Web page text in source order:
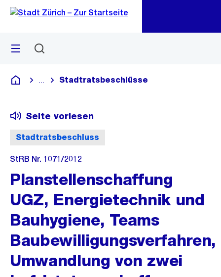
Navigation
Sprunglink
Menü
Deutsch
Blende alle Breadcrumbs ein
Stadtratsbeschlüsse
Stadtratsbeschluss
Seite vorlesen
StRB Nr. 1071/2012
Planstellenschaffung
UGZ, Energietechnik und
Bauhygiene, Teams
Baubewilligungsverfahren,
Umwandlung von zwei